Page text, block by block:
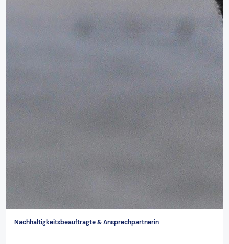
Nachhaltigkeitsbeauftragte & Ansprechpartnerin